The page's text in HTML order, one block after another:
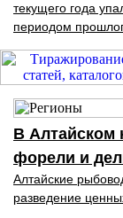
текущего года
периодом
В Алтайском
форели и
Алтайские
разведение